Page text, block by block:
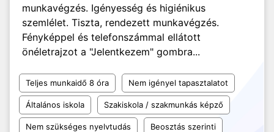
munkavégzés. Igényesség és higiénikus
szemlélet. Tiszta, rendezett munkavégzés.
Fényképpel és telefonszámmal ellátott
önéletrajzot a "Jelentkezem" gombra...
Teljes munkaidő 8 óra Nem igényel tapasztalatot
Általános iskola Szakiskola / szakmunkás képző
Nem szükséges nyelvtudás Beosztás szerinti